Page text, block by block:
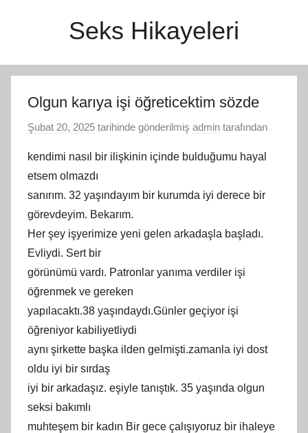
Seks Hikayeleri
Olgun karıya işi öğreticektim sözde
Şubat 20, 2025 tarihinde gönderilmiş admin tarafından
kendimi nasıl bir ilişkinin içinde bulduğumu hayal
etsem olmazdı
sanırım. 32 yaşındayım bir kurumda iyi derece bir
görevdeyim. Bekarım.
Her şey işyerimize yeni gelen arkadaşla başladı.
Evliydi. Sert bir
görünümü vardı. Patronlar yanıma verdiler işi
öğrenmek ve gereken
yapılacaktı.38 yaşındaydı.Günler geçiyor işi
öğreniyor kabiliyetliydi
aynı şirkette başka ilden gelmişti.zamanla iyi dost
oldu iyi bir sırdaş
iyi bir arkadaşız. eşiyle tanıştık. 35 yaşında olgun
seksi bakımlı
muhteşem bir kadın Bir gece çalışıyoruz bir ihaleye